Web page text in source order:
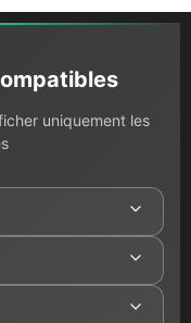
uniquement les